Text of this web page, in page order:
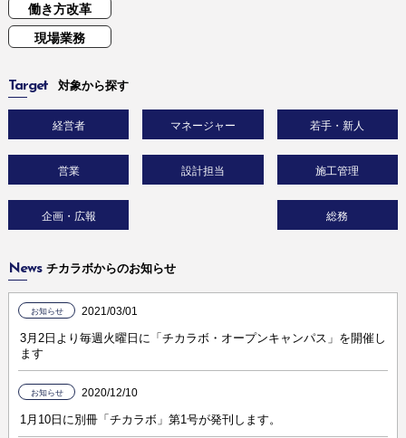
働き方改革
現場業務
Target 対象から探す
経営者 マネージャー 若手・新人
営業 設計担当 施工管理
企画・広報 総務
News チカラボからのお知らせ
お知らせ 2021/03/01
3月2日より毎週火曜日に「チカラボ・オープンキャンパス」を開催し
ます
お知らせ 2020/12/10
1月10日に別冊「チカラボ」第1号が発刊します。